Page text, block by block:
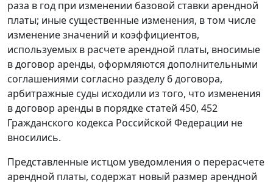
раза в год при изменении базовой ставки арендной
платы; иные существенные изменения, в том числе
изменение значений и коэффициентов,
используемых в расчете арендной платы, вносимые
в договор аренды, оформляются дополнительными
соглашениями согласно разделу 6 договора,
арбитражные суды исходили из того, что изменения
в договор аренды в порядке статей 450, 452
Гражданского кодекса Российской Федерации не
вносились.
Представленные истцом уведомления о перерасчете
арендной платы, содержат новый размер арендной